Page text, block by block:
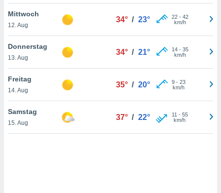
der
weiterhin
Mittwoch
12. Aug
34° / 23° 22- 42
km/h
Donnerstag
13. Aug
34° / 21° 14- 35
km/h
Freitag
14. Aug
35° / 20° 9- 23
km/h
Samstag
15. Aug
37° / 22° 11 - 55
km/h